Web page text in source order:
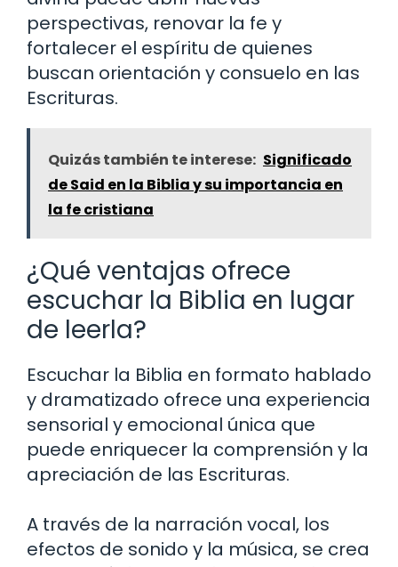
perspectivas, renovar la fe y
fortalecer el espíritu de quienes
buscan orientación y consuelo en las
Escrituras.
Quizás también te interese: Significado
de Said en la Biblia y su importancia en
la fe cristiana
¿Qué ventajas ofrece
escuchar la Biblia en lugar
de leerla?
Escuchar la Biblia en formato hablado
y dramatizado ofrece una experiencia
sensorial y emocional única que
puede enriquecer la comprensión y la
apreciación de las Escrituras.
A través de la narración vocal, los
efectos de sonido y la música, se crea